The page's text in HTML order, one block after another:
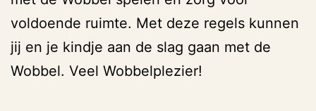
voldoende ruimte. Met deze regels kunnen
jij en je kindje aan de slag gaan met de
Wobbel. Veel Wobbelplezier!